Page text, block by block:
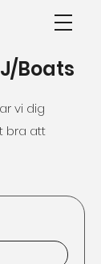
Boats
vi dig
bra att